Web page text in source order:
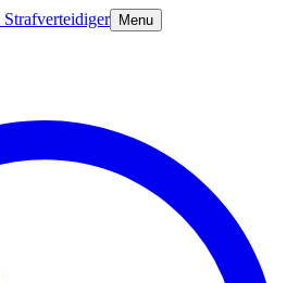
Menu